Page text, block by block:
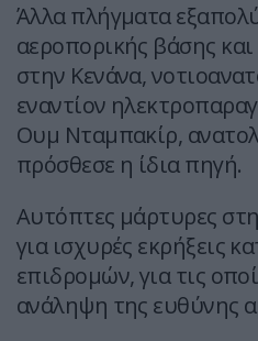
Άλλα πλήγματα
αεροπορικής βάσης
στην Κενάνα,
εναντίον
Ουμ Νταμπακίρ,
πρόσθεσε η ίδια πηγή.
Αυτόπτες μάρτυρες
για ισχυρές εκρήξεις
επιδρομών, για τις
ανάληψη της ευθύνης